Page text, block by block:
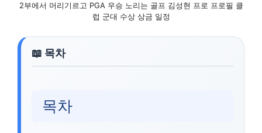
2부에서 머리기르고 PGA 우승 노리는 골프 김성현 프로 프로필 클
럽 군대 수상 상금 일정
목차